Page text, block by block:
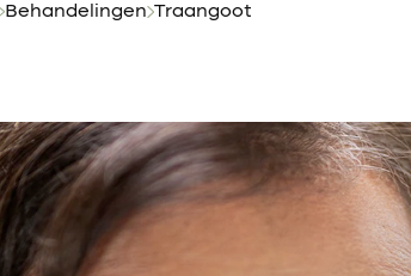
Behandelingen Traangoot